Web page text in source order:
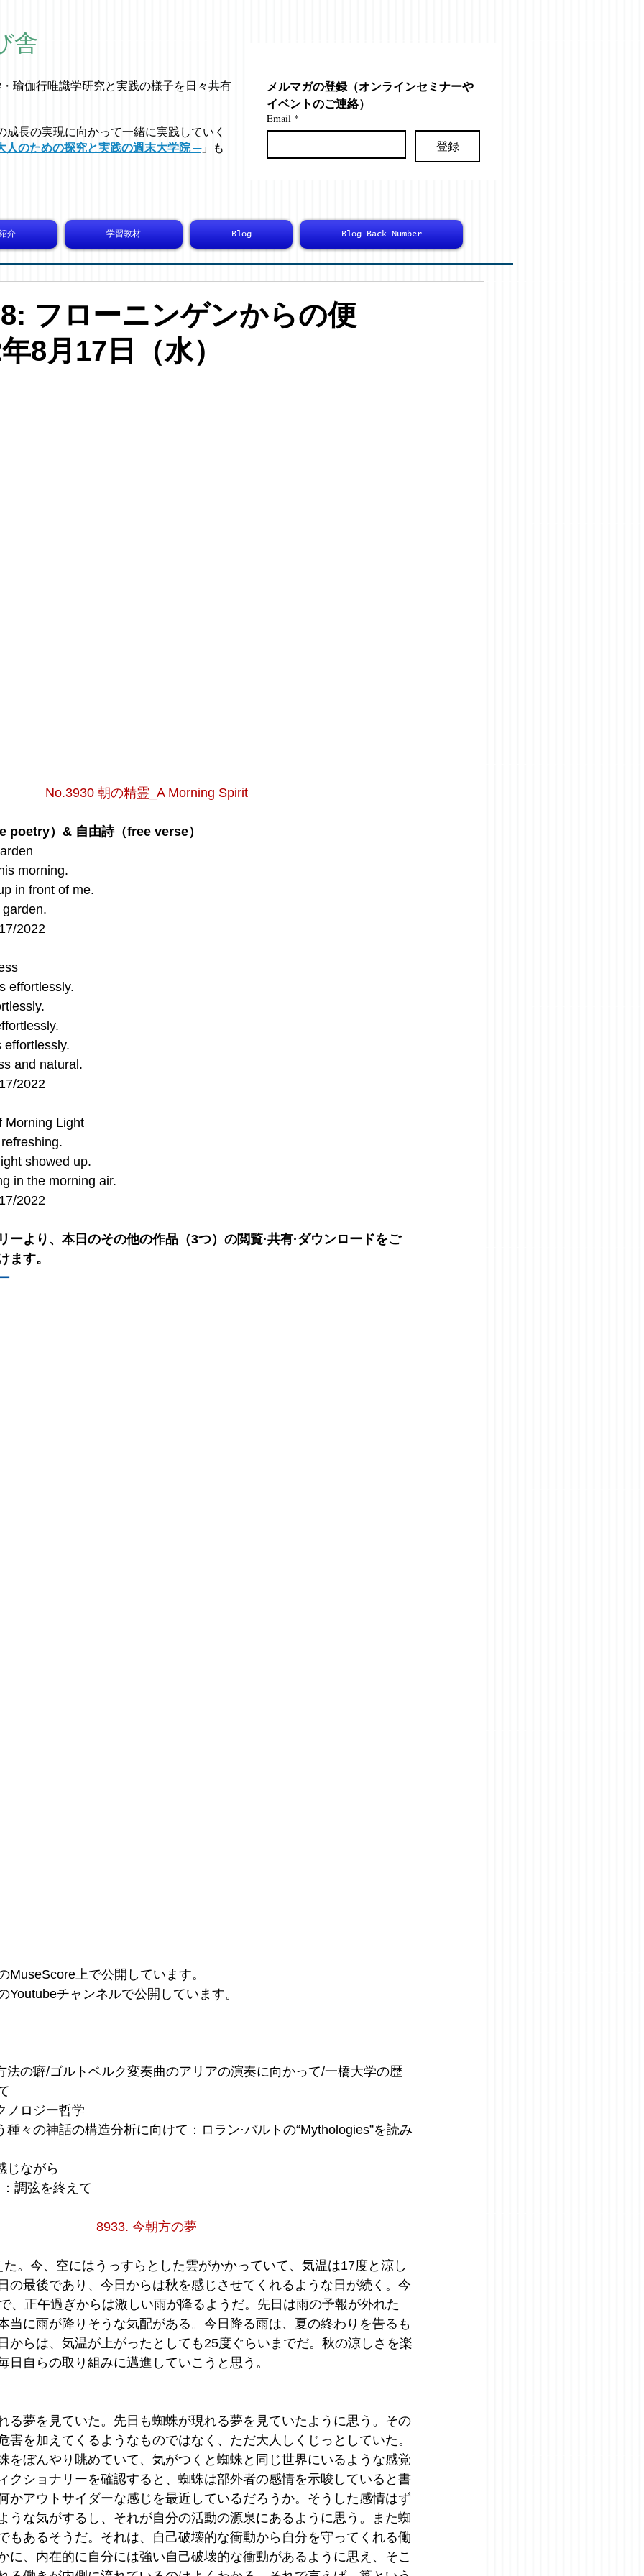
舎
瑜伽行唯識学研究と実践の様子を日々共有
長の実現に向かって一緒に実践していく
人のための探究と実践の週末大学院 ─」も
メルマガの登録（オンラインセミナーや
イベントのご連絡）
Email *
登録
介 学習教材 Blog Blog Back Number
フローニンゲンからの便
8月17日（水）
No.3930 朝の精霊_A Morning Spirit
poetry）& 自由詩（free verse）
morning.
in front of me.
2022
effortlessly.
effortlessly.
and natural.
2022
Morning Light
showed up.
in the morning air.
2022
ーより、本日のその他の作品（3つ）の閲覧·共有·ダウンロードをご
ます。
MuseScore上で公開しています。
Youtubeチャンネルで公開しています。
法の癖/ゴルトベルク変奏曲のアリアの演奏に向かって/一橋大学の歴
ノロジー哲学
々の神話の構造分析に向けて：ロラン·バルトの“Mythologies”を読み
じながら
調弦を終えて
8933. 今朝方の夢
。今、空にはうっすらとした雲がかかっていて、気温は17度と涼し
の最後であり、今日からは秋を感じさせてくれるような日が続く。今
、正午過ぎからは激しい雨が降るようだ。先日は雨の予報が外れた
当に雨が降りそうな気配がある。今日降る雨は、夏の終わりを告るも
からは、気温が上がったとしても25度ぐらいまでだ。秋の涼しさを楽
日自らの取り組みに邁進していこうと思う。
る夢を見ていた。先日も蜘蛛が現れる夢を見ていたように思う。その
害を加えてくるようなものではなく、ただ大人しくじっとしていた。
をぼんやり眺めていて、気がつくと蜘蛛と同じ世界にいるような感覚
クショナリーを確認すると、蜘蛛は部外者の感情を示唆していると書
かアウトサイダーな感じを最近しているだろうか。そうした感情はず
うな気がするし、それが自分の活動の源泉にあるように思う。また蜘
もあるそうだ。それは、自己破壊的な衝動から自分を守ってくれる働
に、内在的に自分には強い自己破壊的な衝動があるように思え、そこ